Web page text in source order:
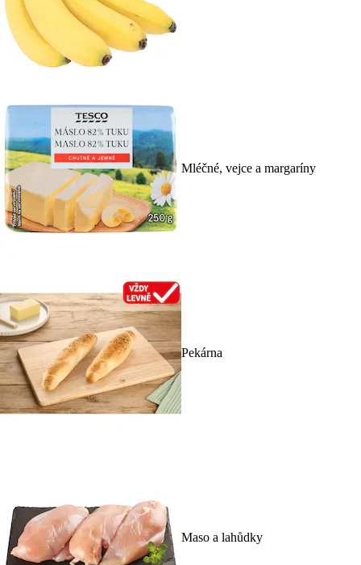
Mléčné, vejce a margaríny
Pekárna
Maso a lahůdky